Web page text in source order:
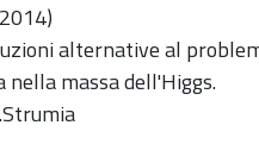
alternative al
nella massa dell'Higgs.